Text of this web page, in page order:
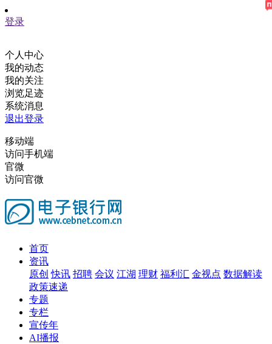
登录
个人中心
我的动态
我的关注
浏览足迹
系统消息
退出登录
移动端
访问手机端
官微
访问官微
首页
资讯
原创 快讯 招聘 会议 江湖 理财 福利汇 金视点 数据解读
政策速递
专题
专栏
宣传年
AI播报